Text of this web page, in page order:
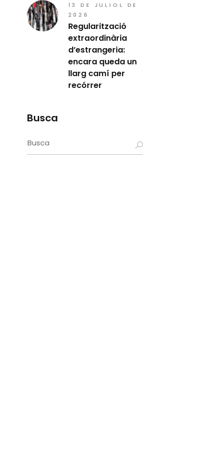
13 DE JULIOL DE
2026
Regularització
extraordinària
d’estrangeria:
encara queda un
llarg camí per
recórrer
Busca
Search
for: